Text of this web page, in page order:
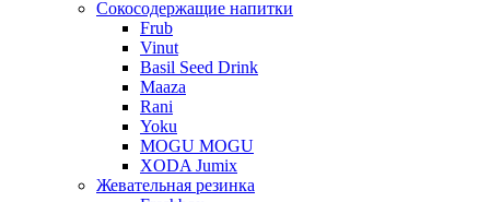
Сокосодержащие напитки
Frub
Vinut
Basil Seed Drink
Maaza
Rani
Yoku
MOGU MOGU
XODA Jumix
Жевательная резинка